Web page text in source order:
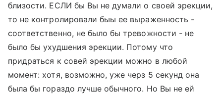
близости. ЕСЛИ бы Вы не думали о своей эрекции,
то не контролировали быы ее выраженность -
соответственно, не было бы тревожности - не
было бы ухудшения эрекции. Потому что
придраться к совей эрекции можно в любой
момент: хотя, возможно, уже черз 5 секунд она
была бы гораздо лучше обычного. Но Вы не ей